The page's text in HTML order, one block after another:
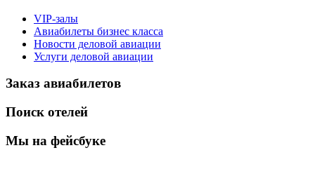
VIP-залы
Авиабилеты бизнес класса
Новости деловой авиации
Услуги деловой авиации
Заказ авиабилетов
Поиск отелей
Мы на фейсбуке